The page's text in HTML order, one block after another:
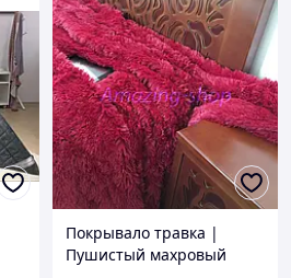
Покрывало травка |
Пушистый махровый